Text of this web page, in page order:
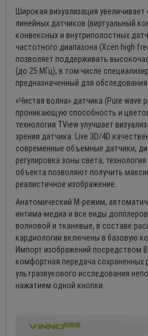
Широкая визуализация
линейных датчиков (виртуальный
конвексных и внутриполостных
частотного диапазона (Xcen high
позволяет поддерживать
(до 25 МГц), в том числе
предназначенный для
«Чистая волна» датчика (Pure wave
проникающую способность и
технология TView улучшает
зрения датчика. Live 3D/4D
современные объемные датчики,
регулировка зоны света,
объекта позволяют получить
реалистичное изображение.
Анатомический М-режим,
интима-медиа и все виды
волновой и тканевые, в составе
кардиологии включены в базовую
Импорт изображений посредством
комфортная передача сохраненных
ультразвукового исследования
нажатием одной кнопки.